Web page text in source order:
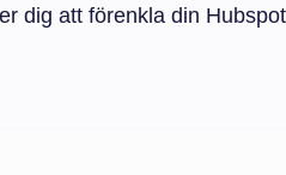
dig att förenkla din